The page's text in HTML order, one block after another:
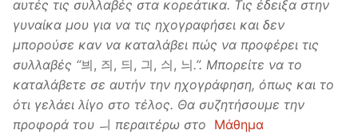
αυτές τις συλλαβές στα κορεάτικα. Τις έδειξα στην
γυναίκα μου για να τις ηχογραφήσει και δεν
μπορούσε καν να καταλάβει πώς να προφέρει τις
συλλαβές “븨, 즤, 듸, 긔, 싀, 늬.”. Μπορείτε να το
καταλάβετε σε αυτήν την ηχογράφηση, όπως και το
ότι γελάει λίγο στο τέλος. Θα συζητήσουμε την
προφορά του ㅢ περαιτέρω στο Μάθημα